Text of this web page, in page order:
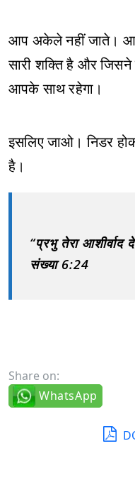
आप अकेले नहीं जाते।
सारी शक्ति है और
आपके साथ रहेगा।
इसलिए जाओ। निडर
है।
“प्रभु तेरा
संख्या 6:24
Share on:
WhatsApp